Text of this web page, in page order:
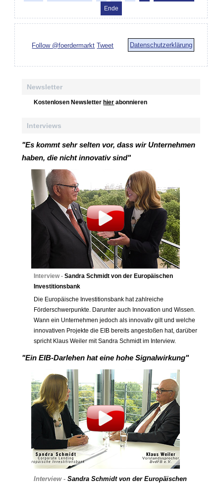
Ende
Follow @foerdermarkt Tweet Datenschutzerklärung
Newsletter
Kostenlosen Newsletter hier abonnieren
Interviews
"Es kommt sehr selten vor, dass wir Unternehmen
haben, die nicht innovativ sind"
Interview - Sandra Schmidt von der Europäischen
Investitionsbank
Die Europäische Investitionsbank hat zahlreiche
Förderschwerpunkte. Darunter auch Innovation und Wissen.
Wann ein Unternehmen jedoch als innovativ gilt und welche
innovativen Projekte die EIB bereits angestoßen hat, darüber
spricht Klaus Weiler mit Sandra Schmidt im Interview.
"Ein EIB-Darlehen hat eine hohe Signalwirkung"
Interview - Sandra Schmidt von der Europäischen